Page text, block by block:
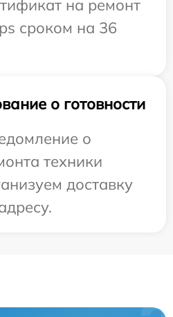
на ремонт
сроком на 36
о готовности
о
техники
доставку